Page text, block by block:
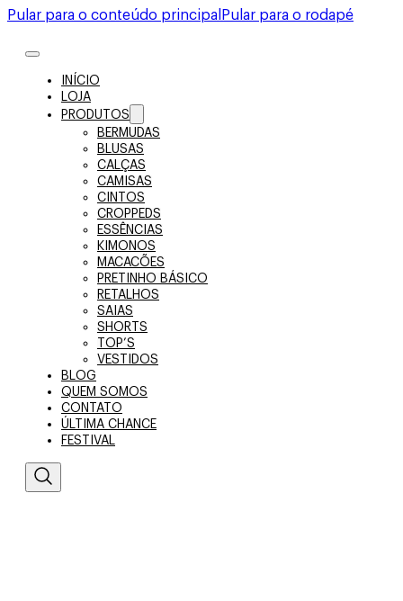
Pular para o conteúdo principal Pular para o rodapé
INÍCIO
LOJA
PRODUTOS
BERMUDAS
BLUSAS
CALÇAS
CAMISAS
CINTOS
CROPPEDS
ESSÊNCIAS
KIMONOS
MACACÕES
PRETINHO BÁSICO
RETALHOS
SAIAS
SHORTS
TOP’S
VESTIDOS
BLOG
QUEM SOMOS
CONTATO
ÚLTIMA CHANCE
FESTIVAL